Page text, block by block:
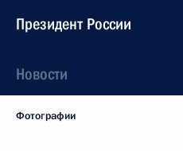
Президент России
Новости
Фотографии